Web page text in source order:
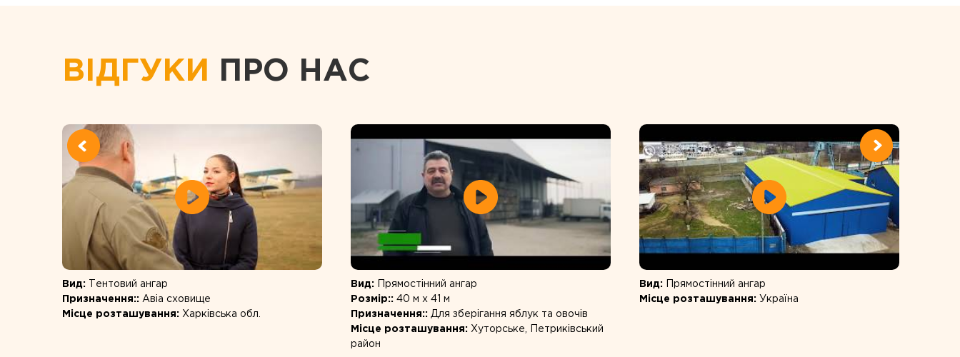
ВІДГУКИ ПРО НАС
Вид: Тентовий ангар
Призначення:: Авіа сховище
Місце розташування: Харківська обл.
Вид: Прямостінний ангар
Розмір:: 40 м х 41 м
Призначення:: Для зберігання яблук та овочів
Місце розташування: Хуторське, Петриківський
район
Вид: Прямостінний ангар
Місце розташування: Україна